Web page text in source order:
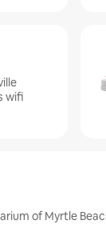
wifi
of Myrtle